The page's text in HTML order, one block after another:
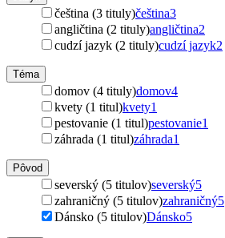
čeština (3 tituly)čeština3
angličtina (2 tituly)angličtina2
cudzí jazyk (2 tituly)cudzí jazyk2
Téma
domov (4 tituly)domov4
kvety (1 titul)kvety1
pestovanie (1 titul)pestovanie1
záhrada (1 titul)záhrada1
Pôvod
severský (5 titulov)severský5
zahraničný (5 titulov)zahraničný5
Dánsko (5 titulov)Dánsko5